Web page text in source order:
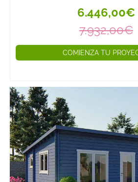
6.446,00€
7.932,00€
COMIENZA TU